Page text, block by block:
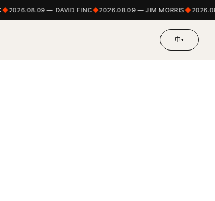
2026.08.09 — DAVID FINC 2026.08.09 — JIM MORRIS
中▾